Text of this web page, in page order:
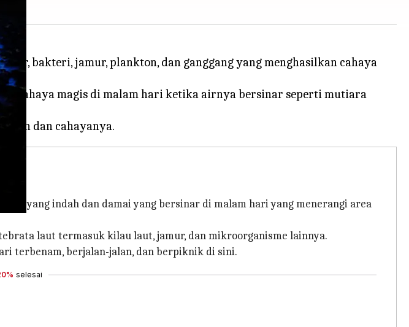
bakteri, jamur, plankton, dan ganggang yang menghasilkan cahaya
cahaya magis di malam hari ketika airnya bersinar seperti mutiara
yang indah dan damai yang bersinar di malam hari yang menerangi area
laut termasuk kilau laut, jamur, dan mikroorganisme lainnya.
terbenam, berjalan-jalan, dan berpiknik di sini.
selesai